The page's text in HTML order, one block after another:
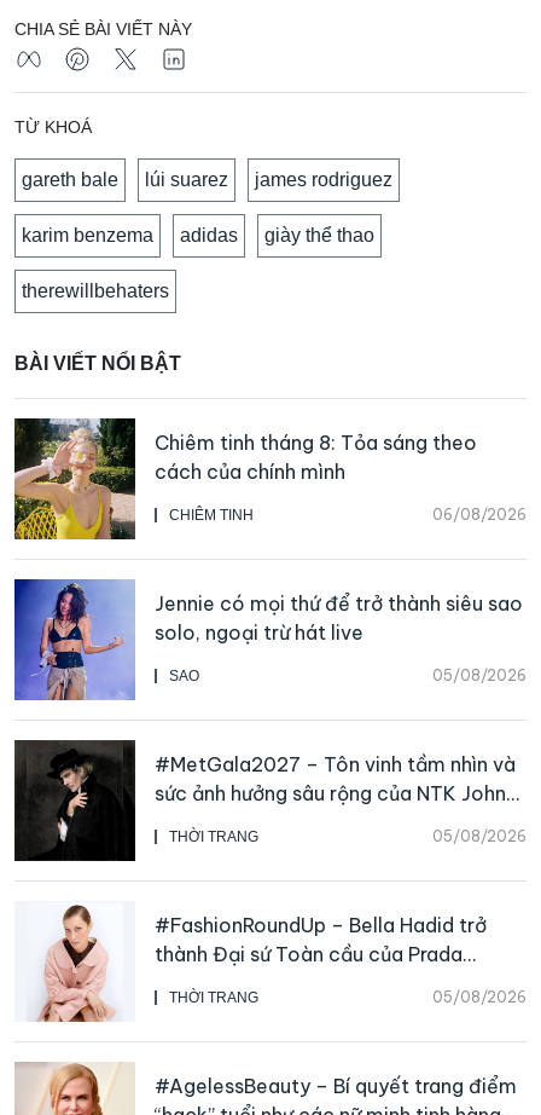
CHIA SẺ BÀI VIẾT NÀY
TỪ KHOÁ
gareth bale lúi suarez james rodriguez
karim benzema adidas giày thể thao
therewillbehaters
BÀI VIẾT NỔI BẬT
CHIÊM TINH 06/08/2026
Chiêm tinh tháng 8: Tỏa sáng theo
cách của chính mình
SAO 05/08/2026
Jennie có mọi thứ để trở thành siêu sao
solo, ngoại trừ hát live
THỜI TRANG 05/08/2026
#MetGala2027 – Tôn vinh tầm nhìn và
sức ảnh hưởng sâu rộng của NTK John
Galliano
THỜI TRANG 05/08/2026
#FashionRoundUp – Bella Hadid trở
thành Đại sứ Toàn cầu của Prada
Beauty, CHANEL mua lại Charvet
#AgelessBeauty – Bí quyết trang điểm